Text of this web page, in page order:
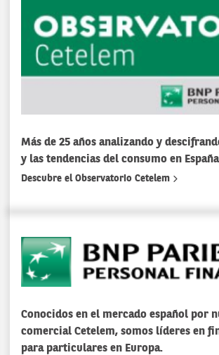
Más de 25 años analizando y
y las tendencias del consumo en
Descubre el Observatorio Cetelem
Conocidos en el mercado español por
comercial Cetelem, somos líderes en
para particulares en Europa.